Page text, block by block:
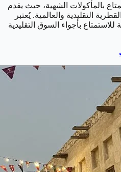
بالمأكولات الشهية، حيث يقدم
التقليدية والعالمية. يُعتبر
بأجواء السوق التقليدية